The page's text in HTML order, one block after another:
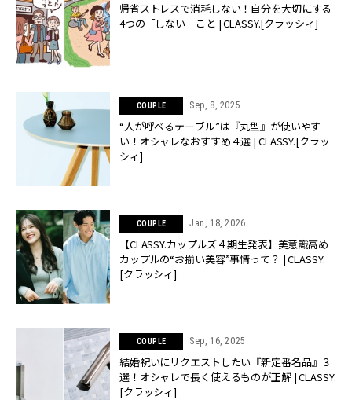
帰省ストレスで消耗しない！自分を大切にする
4つの「しない」こと | CLASSY.[クラッシィ]
COUPLE Sep, 8, 2025
“人が呼べるテーブル”は『丸型』が使いやす
い！オシャレなおすすめ４選 | CLASSY.[クラッ
シィ]
COUPLE Jan, 18, 2026
【CLASSY.カップルズ４期生発表】美意識高め
カップルの“お揃い美容”事情って？ | CLASSY.
[クラッシィ]
COUPLE Sep, 16, 2025
結婚祝いにリクエストしたい『新定番名品』３
選！オシャレで長く使えるものが正解 | CLASSY.
[クラッシィ]